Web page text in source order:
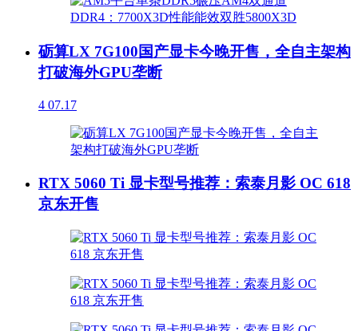
砺算LX 7G100国产显卡今晚开售，全自主架构
打破海外GPU垄断
4 07.17
RTX 5060 Ti 显卡型号推荐：索泰月影 OC 618
京东开售